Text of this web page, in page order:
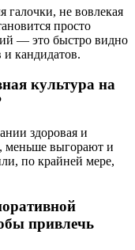
галочки, не вовлекая
просто
— это быстро видно
и кандидатов.
культура на
здоровая и
меньше выгорают и
по крайней мере,
привлечь